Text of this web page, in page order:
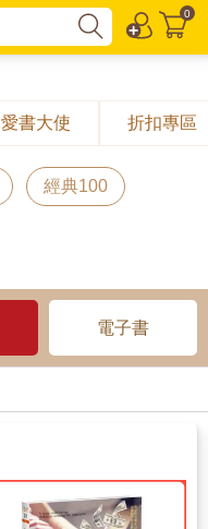
0
愛書大使 折扣專區
經典100
電子書